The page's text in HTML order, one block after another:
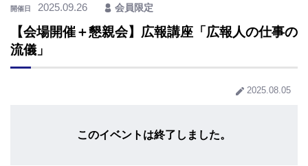
開催日 2025.09.26 会員限定
【会場開催＋懇親会】広報講座「広報人の仕事の
流儀」
2025.08.05
このイベントは終了しました。